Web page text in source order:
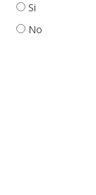
Si
No